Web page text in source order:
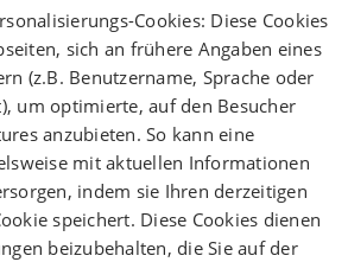
Cookies: Diese Cookies
sich an frühere Angaben eines
(z.B. Benutzername, Sprache oder
um optimierte, auf den Besucher
anzubieten. So kann eine
mit aktuellen Informationen
indem sie Ihren derzeitigen
speichert. Diese Cookies dienen
beizubehalten, die Sie auf der